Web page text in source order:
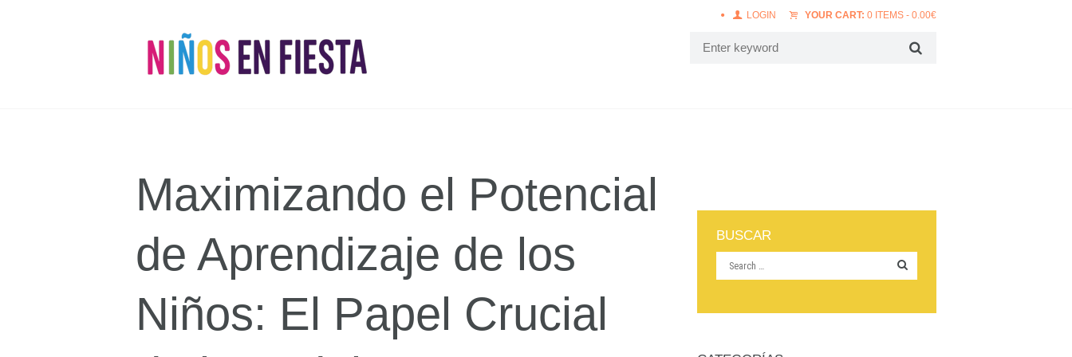
LOGIN YOUR CART: 0 ITEMS - 0.00€
Maximizando el Potencial
de Aprendizaje de los
Niños: El Papel Crucial
BUSCAR